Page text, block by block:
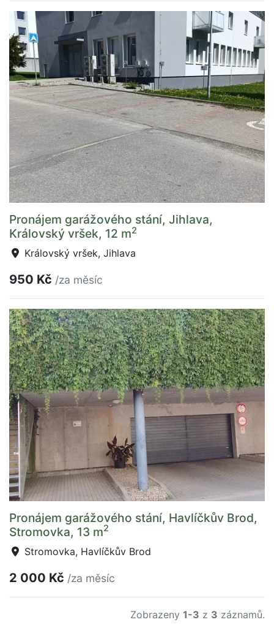
Pronájem garážového stání, Jihlava,
Královský vršek, 12 m2
Královský vršek, Jihlava
950 Kč /za měsíc
Pronájem garážového stání, Havlíčkův Brod,
Stromovka, 13 m2
Stromovka, Havlíčkův Brod
2 000 Kč /za měsíc
Zobrazeny 1-3 z 3 záznamů.